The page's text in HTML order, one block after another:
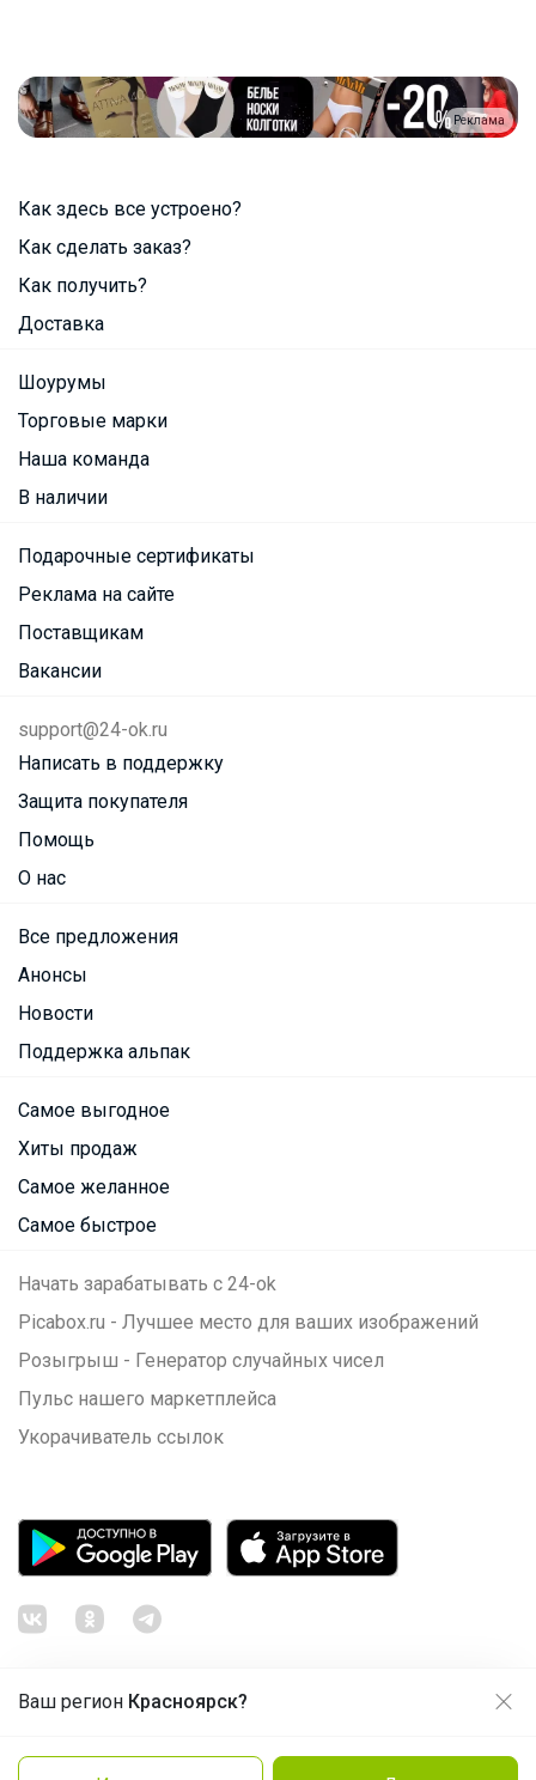
Ваш регион Красноярск?
Реклама
Как здесь все устроено?
Как сделать заказ?
Как получить?
Доставка
Шоурумы
Торговые марки
Наша команда
В наличии
Подарочные сертификаты
Реклама на сайте
Поставщикам
Вакансии
support@24-ok.ru
Написать в поддержку
Защита покупателя
Помощь
О нас
Все предложения
Анонсы
Новости
Поддержка альпак
Самое выгодное
Хиты продаж
Самое желанное
Самое быстрое
Начать зарабатывать с 24-ok
Picabox.ru - Лучшее место для ваших изображений
Розыгрыш - Генератор случайных чисел
Пульс нашего маркетплейса
Укорачиватель ссылок
Политика конфиденциальности
Продолжая использовать этот сайт и нажимая кнопку